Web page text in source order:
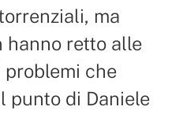
ma
hanno retto alle
che
punto di Daniele